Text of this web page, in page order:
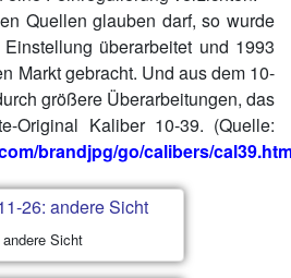
Quellen glauben darf, so wurde
überarbeitet und 1993
Markt gebracht. Und aus dem 10-
größere Überarbeitungen, das
Original Kaliber 10-39. (Quelle:
brandjpg/go/calibers/
andere Sicht